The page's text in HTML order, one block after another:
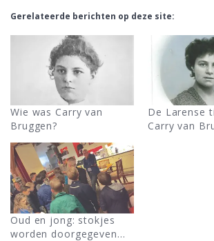
Gerelateerde berichten op deze site:
Wie was Carry van
Bruggen?
De Larense
Carry van
Oud en jong: stokjes
worden doorgegeven…